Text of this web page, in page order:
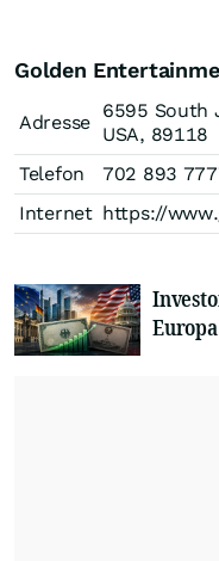
Golden
Adresse
6595 South
USA, 89118
Telefon
702 893
Internet https://